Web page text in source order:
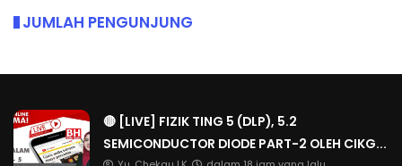
JUMLAH PENGUNJUNG
🔴 [LIVE] FIZIK TING 5 (DLP), 5.2
SEMICONDUCTOR DIODE PART-2 OLEH CIKG...